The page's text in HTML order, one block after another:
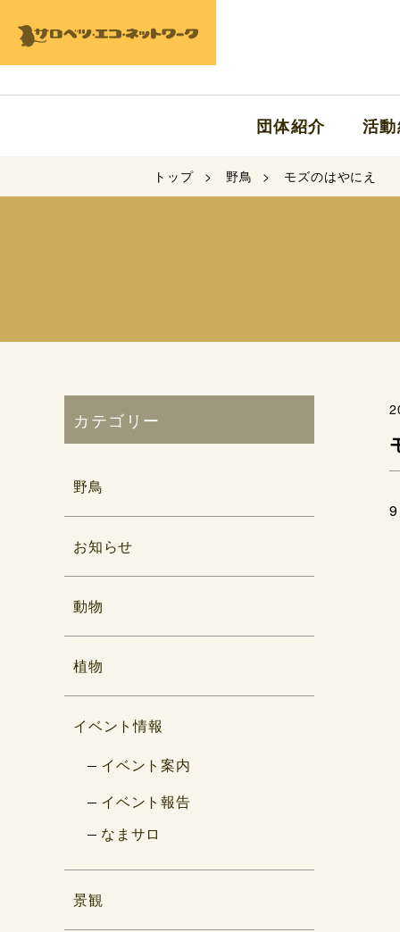
団体紹介 活
トップ 野鳥 モズのはやにえ
カテゴリー
野鳥
お知らせ
動物
植物
イベント情報
イベント案内
イベント報告
なまサロ
景観